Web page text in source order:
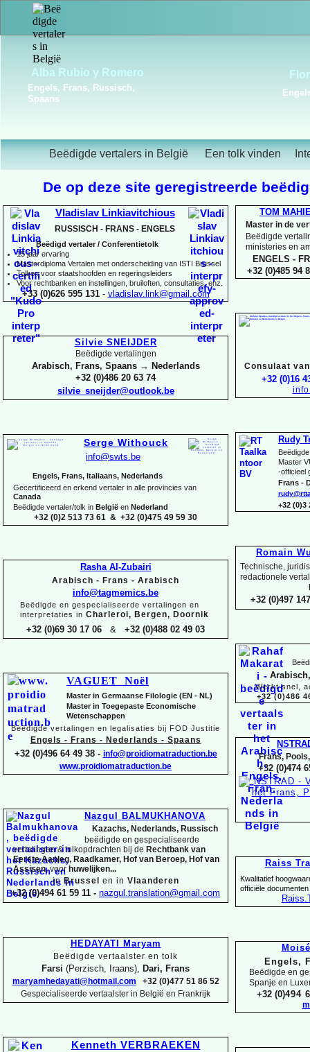
Beëdigde vertalers in België Een tolk vinden
Frédérique Christiaens
Engels, Frans, Portugees,
De op deze site geregistreerde
TOM
Master in de
Beëdigde
ministeries en
ENGELS -
+32 (0)485 94
Consulaat
+32 (0)16
Rudy
Master
-officieel
Frans -
+32
Romain
Technische,
redactionele
+32 (0)497
Werkt snel,
+32 (0)486
Frans,
+32 (0)474
Raiss
Kwalitatief
officiële
Raiss
Engels,
Beëdigde en
Spanje en
+32 (0)494
Vladislav Linkiavitchious
RUSSISCH - FRANS - ENGELS
Beëdigd vertaler / Conferentietolk
15 jaar ervaring
Masterdiploma Vertalen met onderscheiding van ISTI Brussel
Tolken voor staatshoofden en regeringsleiders
Voor rechtbanken en instellingen, bruiloften, consultaties, enz.
+33 (0)626 595 131- vladislav.link@gmail.com
Silvie SNEIJDER
Beëdigde vertalingen
Arabisch, Frans, Spaans → Nederlands
+32 (0)486 20 63 74
silvie_sneijder@outlook.be
Serge Withouck
info@swts.be
Engels, Frans, Italiaans, Nederlands
Gecertificeerd en erkend vertaler in alle provincies van
Canada
Beëdigde vertaler/tolk in België en Nederland
+32 (0)2 513 73 61 & +32 (0)475 49 59 30
Rasha Al-Zubairi
Arabisch - Frans - Arabisch
info@tagmemics.be
Beëdigde en gespecialiseerde vertalingen en
interpretaties in Charleroi, Bergen, Doornik
+32 (0)69 30 17 06 & +32 (0)488 02 49 03
VAGUET Noël
Master in Germaanse Filologie (EN - NL)
Master in Toegepaste Economische
Wetenschappen
Beëdigde vertalingen en legalisaties bij FOD Justitie
Engels - Frans - Nederlands - Spaans
+32 (0)496 64 49 38 - info@proidiomatraduction.be
www.proidiomatraduction.be
Nazgul BALMUKHANOVA
Kazachs, Nederlands, Russisch
beëdigde en gespecialiseerde
vertalingen &tolkopdrachten bij de Rechtbank van
Eerste Aanleg, Raadkamer, Hof van Beroep, Hof van
Assisen,voor huwelijken...
in Brussel en in Vlaanderen
+32 (0)494 61 59 11 - nazgul.translation@gmail.com
HEDAYATI Maryam
Beëdigde vertaalster en tolk
Farsi (Perzisch, Iraans), Dari, Frans
maryamhedayati@hotmail.com
+32 (0)477 51 86 52
Gespecialiseerde vertaalster in België en Frankrijk
Kenneth VERBRAEKEN